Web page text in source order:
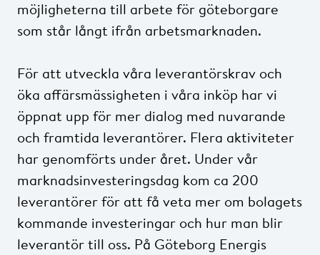
möjligheterna till arbete för göteborgare
som står långt ifrån arbetsmarknaden.
För att utveckla våra leverantörskrav och
öka affärsmässigheten i våra inköp har vi
öppnat upp för mer dialog med nuvarande
och framtida leverantörer. Flera aktiviteter
har genomförts under året. Under vår
marknadsinvesteringsdag kom ca 200
leverantörer för att få veta mer om bolagets
kommande investeringar och hur man blir
leverantör till oss. På Göteborg Energis